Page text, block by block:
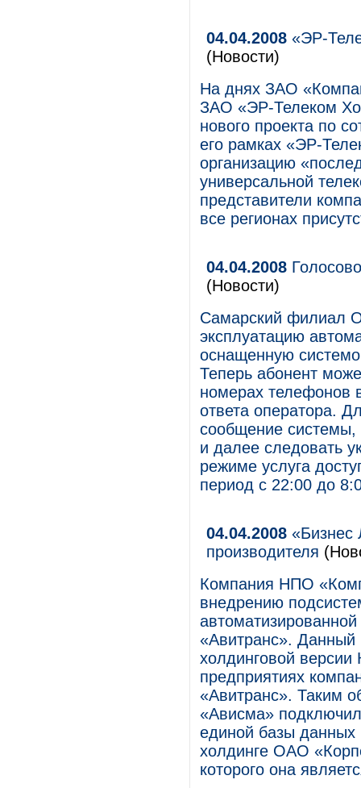
04.04.2008 «ЭР-
(Новости)
На днях ЗАО
ЗАО «ЭР-Телеком
нового проекта по
его рамках «ЭР-
организацию
универсальной
представители
все регионах
04.04.2008
(Новости)
Самарский филиал
эксплуатацию
оснащенную
Теперь абонент
номерах телефонов
ответа оператора.
сообщение системы,
и далее следовать
режиме услуга
период с 22:00 до
04.04.2008 «Бизнес
производителя
Компания НПО
внедрению
«Авитранс». Данный
холдинговой
предприятиях
«Авитранс». Таким
«Ависма»
единой базы
холдинге ОАО
которого она